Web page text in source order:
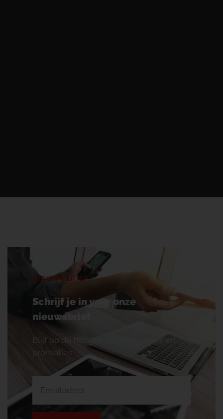
NIEUWSBRIEF
Schrijf je in voor onze
nieuwsbrief
Blijf op de hoogte van onze acties en
promoties.